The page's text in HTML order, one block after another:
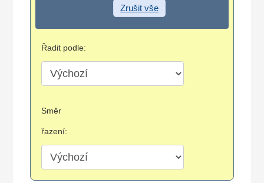
Zrušit vše
Řadit podle:
Směr
řazení: